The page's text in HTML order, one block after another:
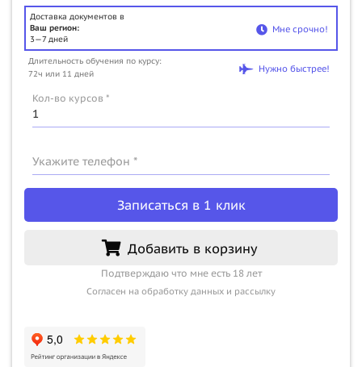
Доставка документов в
Ваш регион:
3—7 дней
Мне срочно!
Длительность обучения по курсу:
72ч или 11 дней
Нужно быстрее!
Кол-во курсов *
Укажите телефон *
Записаться в 1 клик
Добавить в корзину
Подтверждаю что мне есть 18 лет
Согласен на обработку данных и рассылку